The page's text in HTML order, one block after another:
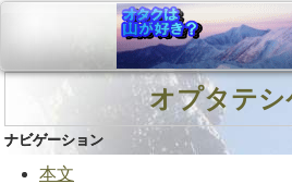
オプタテシ
ナビゲーション
本文